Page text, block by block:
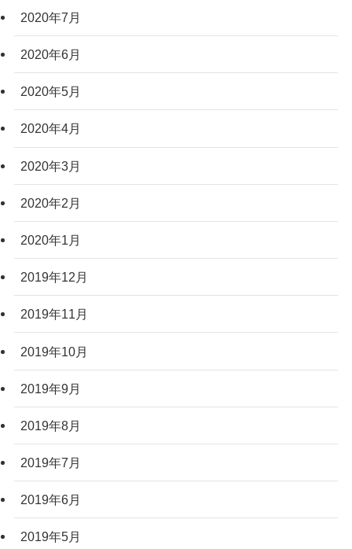
2020年7月
2020年6月
2020年5月
2020年4月
2020年3月
2020年2月
2020年1月
2019年12月
2019年11月
2019年10月
2019年9月
2019年8月
2019年7月
2019年6月
2019年5月